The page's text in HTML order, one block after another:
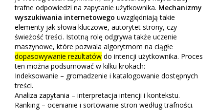
trafne odpowiedzi na zapytanie użytkownika. Mechanizmy
wyszukiwania internetowego uwzględniają takie
elementy jak słowa kluczowe, autorytet strony, czy
świeżość treści. Istotną rolę odgrywa także uczenie
maszynowe, które pozwala algorytmom na ciągłe
dopasowywanie rezultatów do intencji użytkownika. Proces
ten można podsumować w kilku krokach:
Indeksowanie – gromadzenie i katalogowanie dostępnych
treści.
Analiza zapytania – interpretacja intencji i kontekstu.
Ranking – ocenianie i sortowanie stron według trafności.